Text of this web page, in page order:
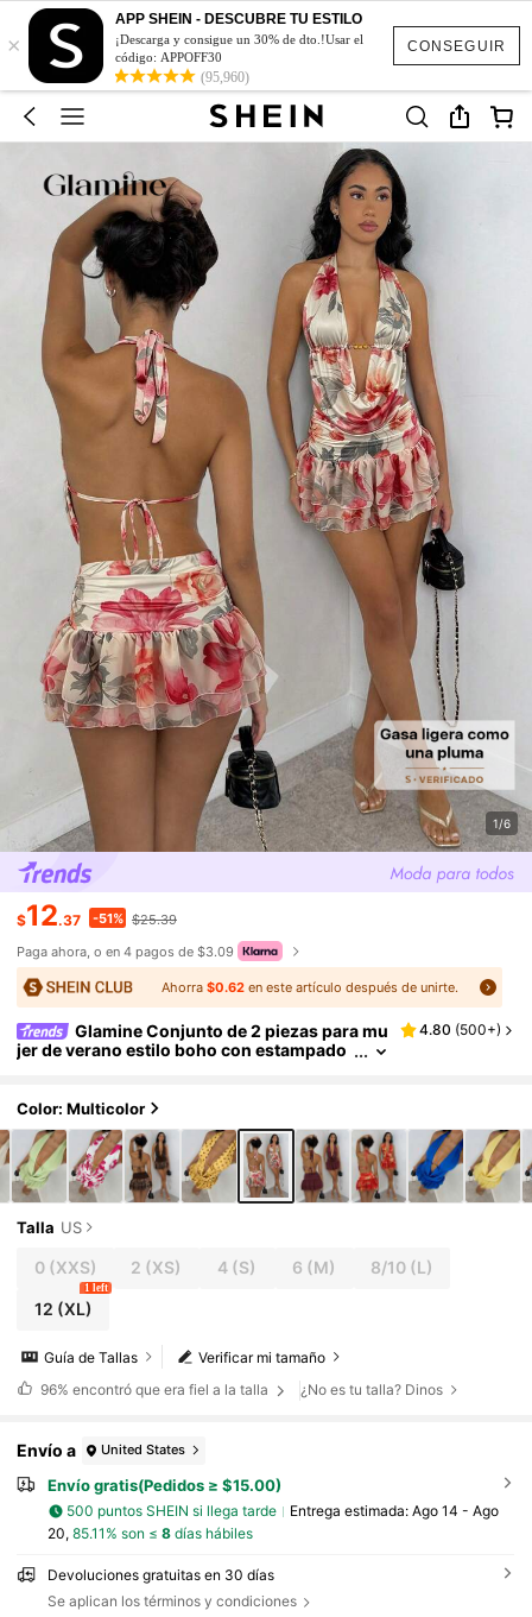
CONSEGUIR
×
APP SHEIN - DESCUBRE TU ESTILO
¡Descarga y consigue un 30% de dto.!Usar el
código: APPOFF30
(95,960)
1/6
$12.37 -51% $25.39
Paga ahora, o en 4 pagos de $3.09
Ahorra $0.62en este artículo después de unirte.
Glamine Conjunto de 2 piezas para mu
jer de verano estilo boho con estampado
caciones, citas y rave
4.80 (500+)
Color: Multicolor
Talla US
0(XXS) 2 (XS) 4 (S) 6 (M) 8/10 (L)
12 (XL)
1 left
Verificar mi tamaño
Guía de Tallas
96% encontró que era fiel a la talla ¿No es tu talla? Dinos
Envío a United States
Envío gratis(Pedidos ≥ $15.00)
500 puntos SHEIN si llega tarde Entrega estimada: Ago 14 - Ago
20, 85.11% son ≤ 8días hábiles
Devoluciones gratuitas en 30 días
Se aplican los términos y condiciones